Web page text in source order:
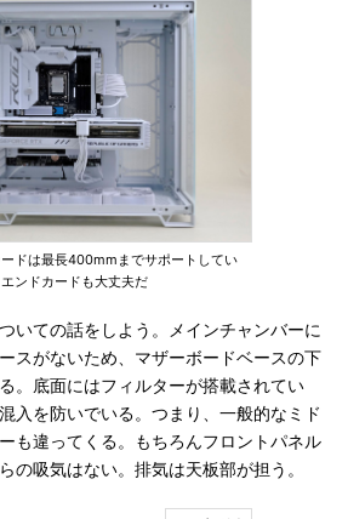
ドは最長400mmまでサポートしてい
ンドカードも大丈夫だ
いての話をしよう。メインチャンバーに
スがないため、マザーボードベースの下
。底面にはフィルターが搭載されてい
入を防いでいる。つまり、一般的なミド
も違ってくる。もちろんフロントパネル
の吸気はない。排気は天板部が担う。